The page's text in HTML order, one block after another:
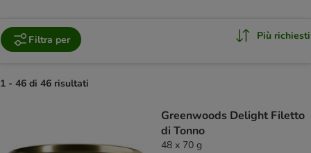
Filtra per Più richiesti
1 - 46 di 46 risultati
Greenwoods Delight Filetto
di Tonno
48 x 70 g